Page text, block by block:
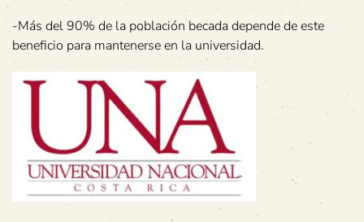
-Más del 90% de la población becada depende de este
beneficio para mantenerse en la universidad.